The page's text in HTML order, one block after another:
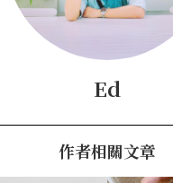
Ed
作者相關文章